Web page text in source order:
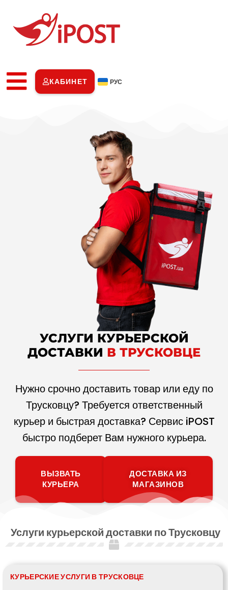
КАБИНЕТ РУС
УСЛУГИ КУРЬЕРСКОЙ
ДОСТАВКИ В ТРУСКОВЦЕ
Нужно срочно доставить товар или еду по
Трусковцу? Требуется ответственный
курьер и быстрая доставка? Сервис iPOST
быстро подберет Вам нужного курьера.
ВЫЗВАТЬ
КУРЬЕРА
ДОСТАВКА ИЗ
МАГАЗИНОВ
Услуги курьерской доставки по Трусковцу
КУРЬЕРСКИЕ УСЛУГИ В ТРУСКОВЦЕ